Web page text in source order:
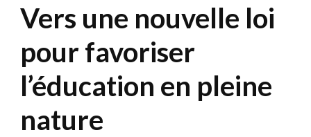
Vers une nouvelle loi
pour favoriser
l’éducation en pleine
nature